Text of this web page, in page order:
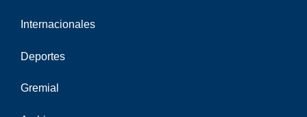
Internacionales
Deportes
Gremial